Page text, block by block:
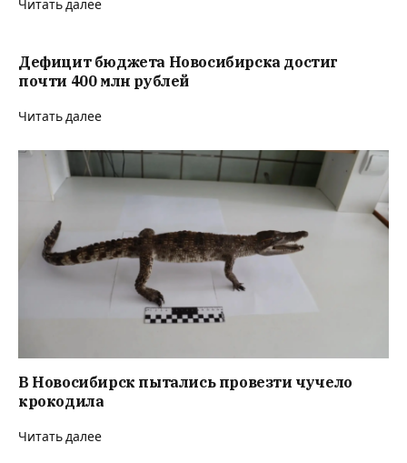
Читать далее
Дефицит бюджета Новосибирска достиг
почти 400 млн рублей
Читать далее
В Новосибирск пытались провезти чучело
крокодила
Читать далее